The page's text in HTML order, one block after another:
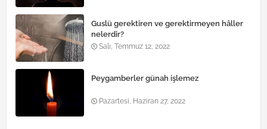
Guslü gerektiren ve gerektirmeyen hâller
nelerdir?
Salı, Temmuz 12, 2022
Peygamberler günah işlemez
Pazartesi, Haziran 27, 2022